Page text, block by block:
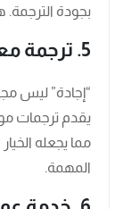
بجودة الترجمة.
5. ترجمة معتمدة
“إجادة” ليس
يقدم ترجمات
مما يجعله
المهمة.